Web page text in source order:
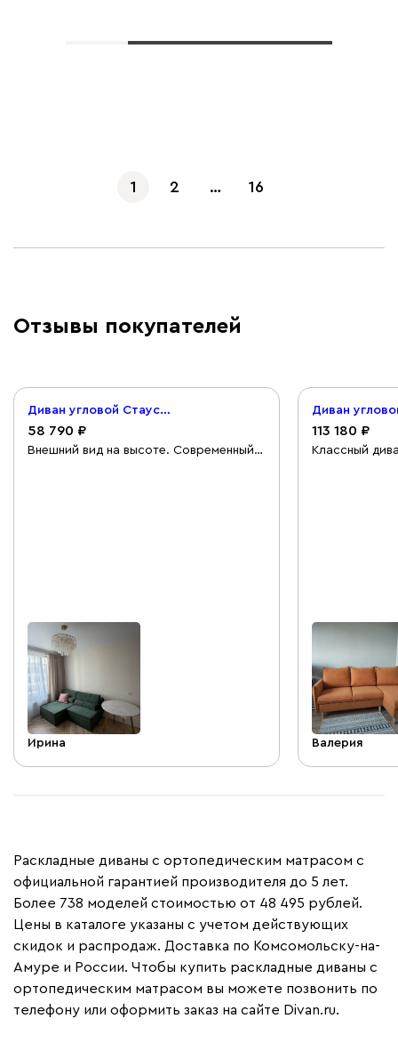
1 2 … 16
Отзывы покупателей
Диван угловой Стаус Велюр Зеленый
58 790
Внешний вид на высоте. Современный,
Ирина
113 180
Классный
Валерия
Раскладные диваны с ортопедическим матрасом с
официальной гарантией производителя до 5 лет.
Более 738 моделей стоимостью от 48 495 рублей.
Цены в каталоге указаны с учетом действующих
скидок и распродаж. Доставка по Комсомольску-на-
Амуре и России. Чтобы купить раскладные диваны с
ортопедическим матрасом вы можете позвонить по
телефону или оформить заказ на сайте Divan.ru.